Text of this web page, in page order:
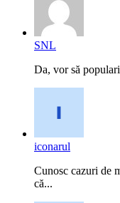
SNL
Da, vor să
iconarul
Cunosc cazuri de
că...